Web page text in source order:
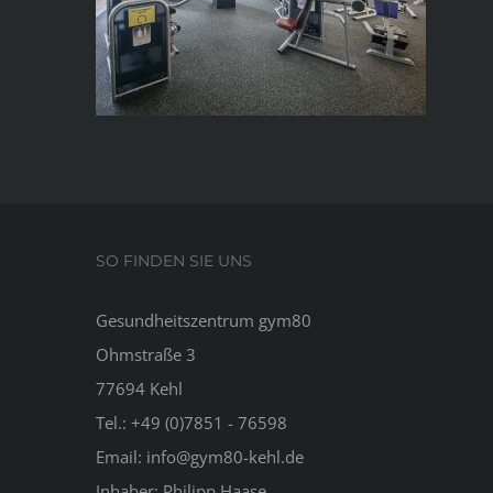
SO FINDEN SIE UNS
Gesundheitszentrum gym80
Ohmstraße 3
77694 Kehl
Tel.: +49 (0)7851 - 76598
Email: info@gym80-kehl.de